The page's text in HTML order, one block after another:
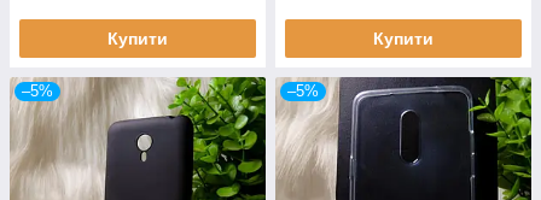
Купити Купити
–5% –5%